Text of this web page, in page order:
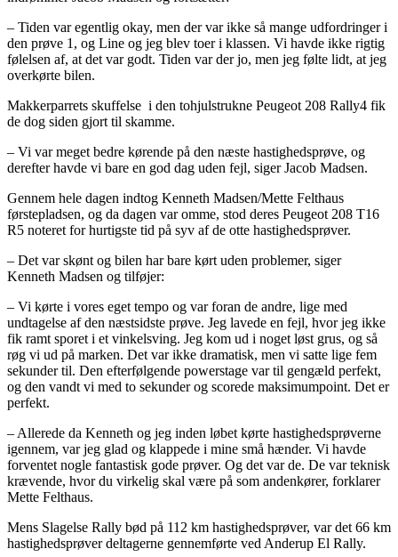
– Tiden var egentlig okay, men der var ikke så mange udfordringer i
den prøve 1, og Line og jeg blev toer i klassen. Vi havde ikke rigtig
følelsen af, at det var godt. Tiden var der jo, men jeg følte lidt, at jeg
overkørte bilen.
Makkerparrets skuffelse i den tohjulstrukne Peugeot 208 Rally4 fik
de dog siden gjort til skamme.
– Vi var meget bedre kørende på den næste hastighedsprøve, og
derefter havde vi bare en god dag uden fejl, siger Jacob Madsen.
Gennem hele dagen indtog Kenneth Madsen/Mette Felthaus
førstepladsen, og da dagen var omme, stod deres Peugeot 208 T16
R5 noteret for hurtigste tid på syv af de otte hastighedsprøver.
– Det var skønt og bilen har bare kørt uden problemer, siger
Kenneth Madsen og tilføjer:
– Vi kørte i vores eget tempo og var foran de andre, lige med
undtagelse af den næstsidste prøve. Jeg lavede en fejl, hvor jeg ikke
fik ramt sporet i et vinkelsving. Jeg kom ud i noget løst grus, og så
røg vi ud på marken. Det var ikke dramatisk, men vi satte lige fem
sekunder til. Den efterfølgende powerstage var til gengæld perfekt,
og den vandt vi med to sekunder og scorede maksimumpoint. Det er
perfekt.
– Allerede da Kenneth og jeg inden løbet kørte hastighedsprøverne
igennem, var jeg glad og klappede i mine små hænder. Vi havde
forventet nogle fantastisk gode prøver. Og det var de. De var teknisk
krævende, hvor du virkelig skal være på som andenkører, forklarer
Mette Felthaus.
Mens Slagelse Rally bød på 112 km hastighedsprøver, var det 66 km
hastighedsprøver deltagerne gennemførte ved Anderup El Rally.